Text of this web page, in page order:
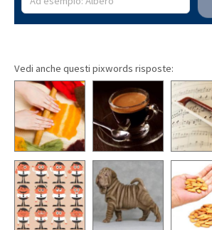
Vedi anche questi pixwords risposte: